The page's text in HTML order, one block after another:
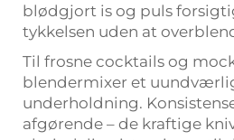
blødgjort is og puls
tykkelsen uden at
Til frosne cocktails og
blendermixer et
underholdning.
afgørende – de kraftige